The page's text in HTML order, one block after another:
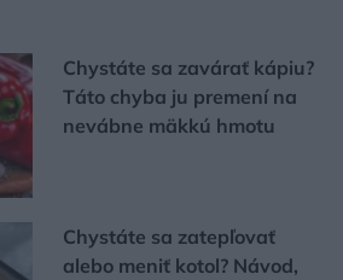
Chystáte sa zavárať kápiu?
Táto chyba ju premení na
nevábne mäkkú hmotu
Chystáte sa zatepľovať
alebo meniť kotol? Návod,